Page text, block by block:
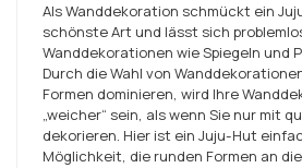
Als Wanddekoration schmückt ein
schönste Art und lässt sich
Wanddekorationen wie Spiegeln und
Durch die Wahl von
Formen dominieren, wird Ihre
„weicher“ sein, als wenn Sie nur mit
dekorieren. Hier ist ein Juju-Hut
Möglichkeit, die runden Formen an